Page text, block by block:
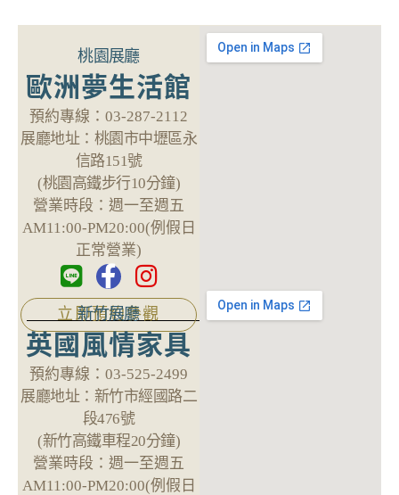
桃園展廳
歐洲夢生活館
預約專線： 03-287-2112
展廳地址： 桃園市中壢區永
信路151號
(桃園高鐵步行10分鐘)
營業時段： 週一至週五
AM11:00-PM20:00(例假日
正常營業)
立即預約參觀
新竹展廳
英國風情家具
預約專線： 03-525-2499
展廳地址： 新竹市經國路二
段476號
(新竹高鐵車程20分鐘)
營業時段： 週一至週五
AM11:00-PM20:00(例假日